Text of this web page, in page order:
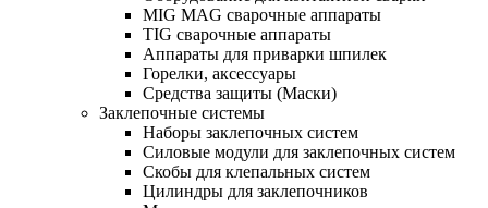
MIG MAG сварочные аппараты
TIG сварочные аппараты
Аппараты для приварки шпилек
Горелки, аксессуары
Средства защиты (Маски)
Заклепочные системы
Наборы заклепочных систем
Силовые модули для заклепочных систем
Скобы для клепальных систем
Цилиндры для заклепочников